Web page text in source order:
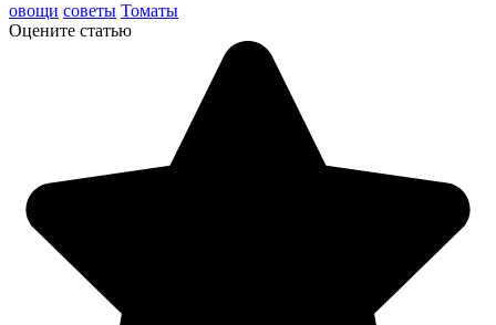
овощи советы Томаты
Оцените статью